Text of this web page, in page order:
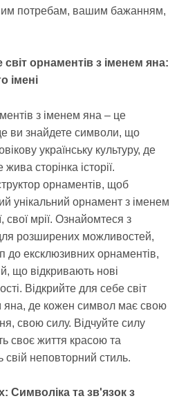
потребам, вашим бажанням,
світ орнаментів з іменем яна:
імені
з іменем яна – це
ви знайдете символи, що
українську культуру, де
сторінка історії.
орнаментів, щоб
унікальний орнамент з іменем
свої мрії. Ознайомтеся з
розширених можливостей,
до ексклюзивних орнаментів,
що відкривають нові
Відкрийте для себе світ
яна, де кожен символ має свою
свою силу. Відчуйте силу
своє життя красою та
свій неповторний стиль.
Символіка та зв'язок з